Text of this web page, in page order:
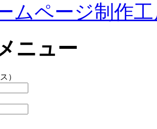
ムページ制作
ニュー
）